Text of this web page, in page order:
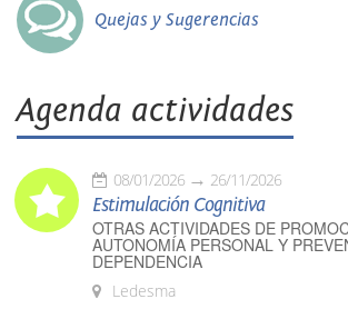
Quejas y Sugerencias
Agenda actividades
08/01/2026 26/11/2026
Estimulación Cognitiva
OTRAS ACTIVIDADES DE
AUTONOMÍA PERSONAL Y
DEPENDENCIA
Ledesma